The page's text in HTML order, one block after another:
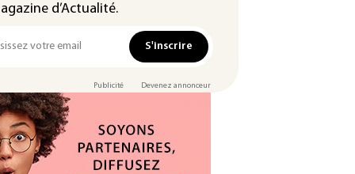
d’Actualité.
S'inscrire
Publicité Devenez annonceur